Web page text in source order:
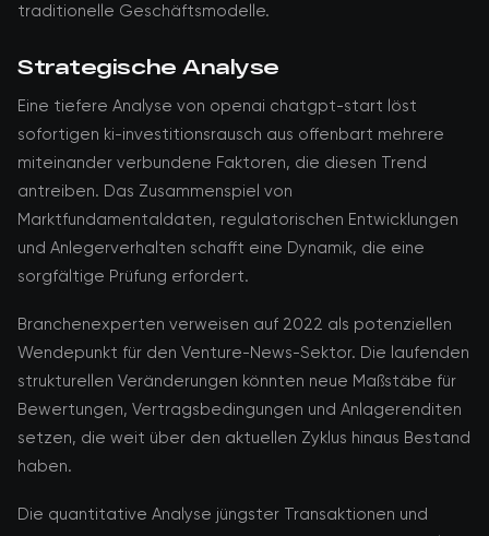
traditionelle Geschäftsmodelle.
Strategische Analyse
Eine tiefere Analyse von openai chatgpt-start löst
sofortigen ki-investitionsrausch aus offenbart mehrere
miteinander verbundene Faktoren, die diesen Trend
antreiben. Das Zusammenspiel von
Marktfundamentaldaten, regulatorischen Entwicklungen
und Anlegerverhalten schafft eine Dynamik, die eine
sorgfältige Prüfung erfordert.
Branchenexperten verweisen auf 2022 als potenziellen
Wendepunkt für den Venture-News-Sektor. Die laufenden
strukturellen Veränderungen könnten neue Maßstäbe für
Bewertungen, Vertragsbedingungen und Anlagerenditen
setzen, die weit über den aktuellen Zyklus hinaus Bestand
haben.
Die quantitative Analyse jüngster Transaktionen und